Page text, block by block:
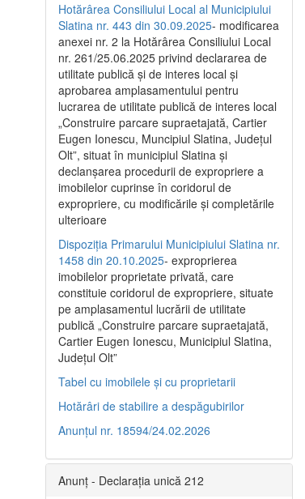
Hotărârea Consiliului Local al Municipiului
Slatina nr. 443 din 30.09.2025- modificarea
anexei nr. 2 la Hotărârea Consiliului Local
nr. 261/25.06.2025 privind declararea de
utilitate publică şi de interes local şi
aprobarea amplasamentului pentru
lucrarea de utilitate publică de interes local
„Construire parcare supraetajată, Cartier
Eugen Ionescu, Muncipiul Slatina, Judeţul
Olt”, situat în municipiul Slatina şi
declanşarea procedurii de expropriere a
imobilelor cuprinse în coridorul de
expropriere, cu modificările şi completările
ulterioare
Dispoziția Primarului Municipiului Slatina nr.
1458 din 20.10.2025- exproprierea
imobilelor proprietate privată, care
constituie coridorul de expropriere, situate
pe amplasamentul lucrării de utilitate
publică „Construire parcare supraetajată,
Cartier Eugen Ionescu, Municipiul Slatina,
Județul Olt”
Tabel cu imobilele și cu proprietarii
Hotărâri de stabilire a despăgubirilor
Anunțul nr. 18594/24.02.2026
Anunț - Declarația unică 212